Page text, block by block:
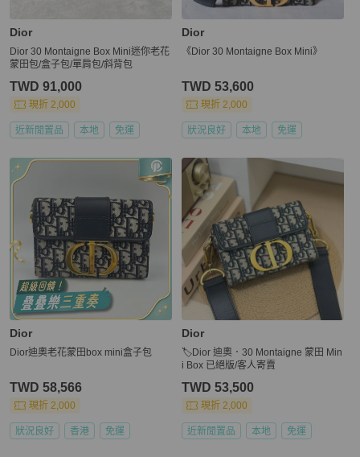
Dior
Dior 30 Montaigne Box Mini迷你老花
蒙田包/盒子包/單肩包/斜背包
TWD 91,000
現折 2,000
近新閒置品 本地 免運
Dior
《Dior 30 Montaigne Box Mini》
TWD 53,600
現折 2,000
狀況良好 本地 免運
Dior
Dior迪奧老花蒙田box mini盒子包
TWD 58,566
現折 2,000
狀況良好 香港 免運
Dior
🏷️Dior 迪奧．30 Montaigne 蒙田 Min
i Box 已絕版/客人寄賣
TWD 53,500
現折 2,000
近新閒置品 本地 免運